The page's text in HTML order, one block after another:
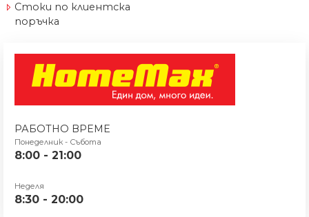
Стоки по клиентска
поръчка
РАБОТНО ВРЕМЕ
Понеделник - Събота
8:00 - 21:00
Неделя
8:30 - 20:00